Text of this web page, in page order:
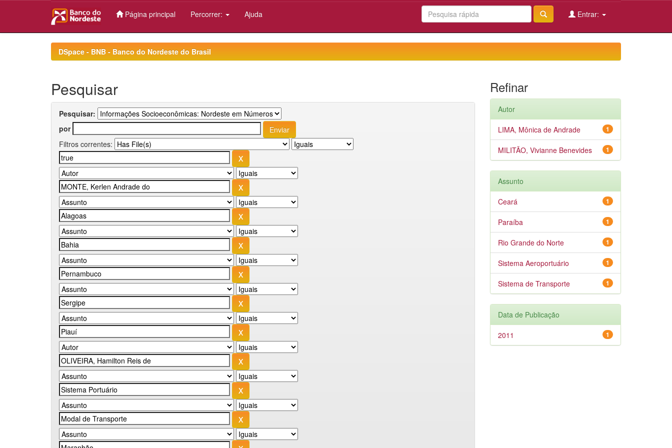
Página principal Percorrer: Ajuda Entrar:
DSpace - BNB - Banco do Nordeste do Brasil
Pesquisar
Pesquisar:
por
Filtros correntes:
Refinar
Autor
1
LIMA, Mônica de Andrade
1
MILITÃO, Vivianne Benevides
Assunto
1
Ceará
1
Paraíba
1
Rio Grande do Norte
1
Sistema Aeroportuário
1
Sistema de Transporte
Data de Publicação
1
2011